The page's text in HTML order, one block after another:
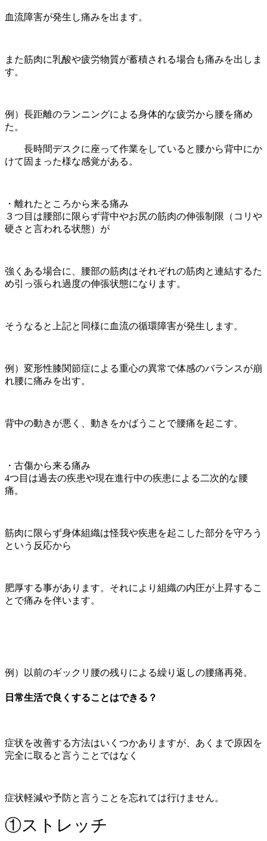
血流障害が発生し痛みを出ます。
また筋肉に乳酸や疲労物質が蓄積される場合も痛みを出しま
す。
例）長距離のランニングによる身体的な疲労から腰を痛め
た。
長時間デスクに座って作業をしていると腰から背中にか
けて固まった様な感覚がある。
・離れたところから来る痛み
３つ目は腰部に限らず背中やお尻の筋肉の伸張制限（コリや
硬さと言われる状態）が
強くある場合に、腰部の筋肉はそれぞれの筋肉と連結するた
め引っ張られ過度の伸張状態になります。
そうなると上記と同様に血流の循環障害が発生します。
例）変形性膝関節症による重心の異常で体感のバランスが崩
れ腰に痛みを出す。
背中の動きが悪く、動きをかばうことで腰痛を起こす。
・古傷から来る痛み
4つ目は過去の疾患や現在進行中の疾患による二次的な腰
痛。
筋肉に限らず身体組織は怪我や疾患を起こした部分を守ろう
という反応から
肥厚する事があります。それにより組織の内圧が上昇するこ
とで痛みを伴います。
例）以前のギックリ腰の残りによる繰り返しの腰痛再発。
日常生活で良くすることはできる？
症状を改善する方法はいくつかありますが、あくまで原因を
完全に取ると言うことではなく
症状軽減や予防と言うことを忘れては行けません。
①ストレッチ